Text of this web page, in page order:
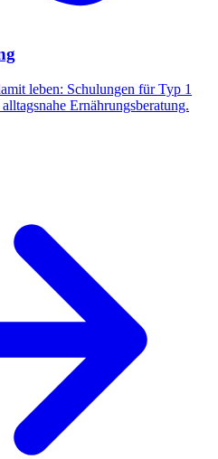
leben: Schulungen für Typ 1
Ernährungsberatung.